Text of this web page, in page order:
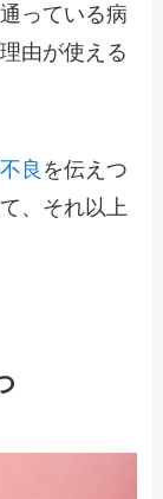
っている病
由が使える
良 を伝えつ
、それ以上